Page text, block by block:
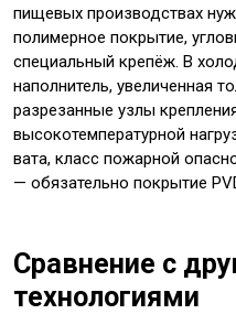
пищевых производствах
полимерное покрытие,
специальный крепёж. В
наполнитель, увеличенная
разрезанные узлы
высокотемпературной
вата, класс пожарной
— обязательно покрытие
Сравнение с
технологиями